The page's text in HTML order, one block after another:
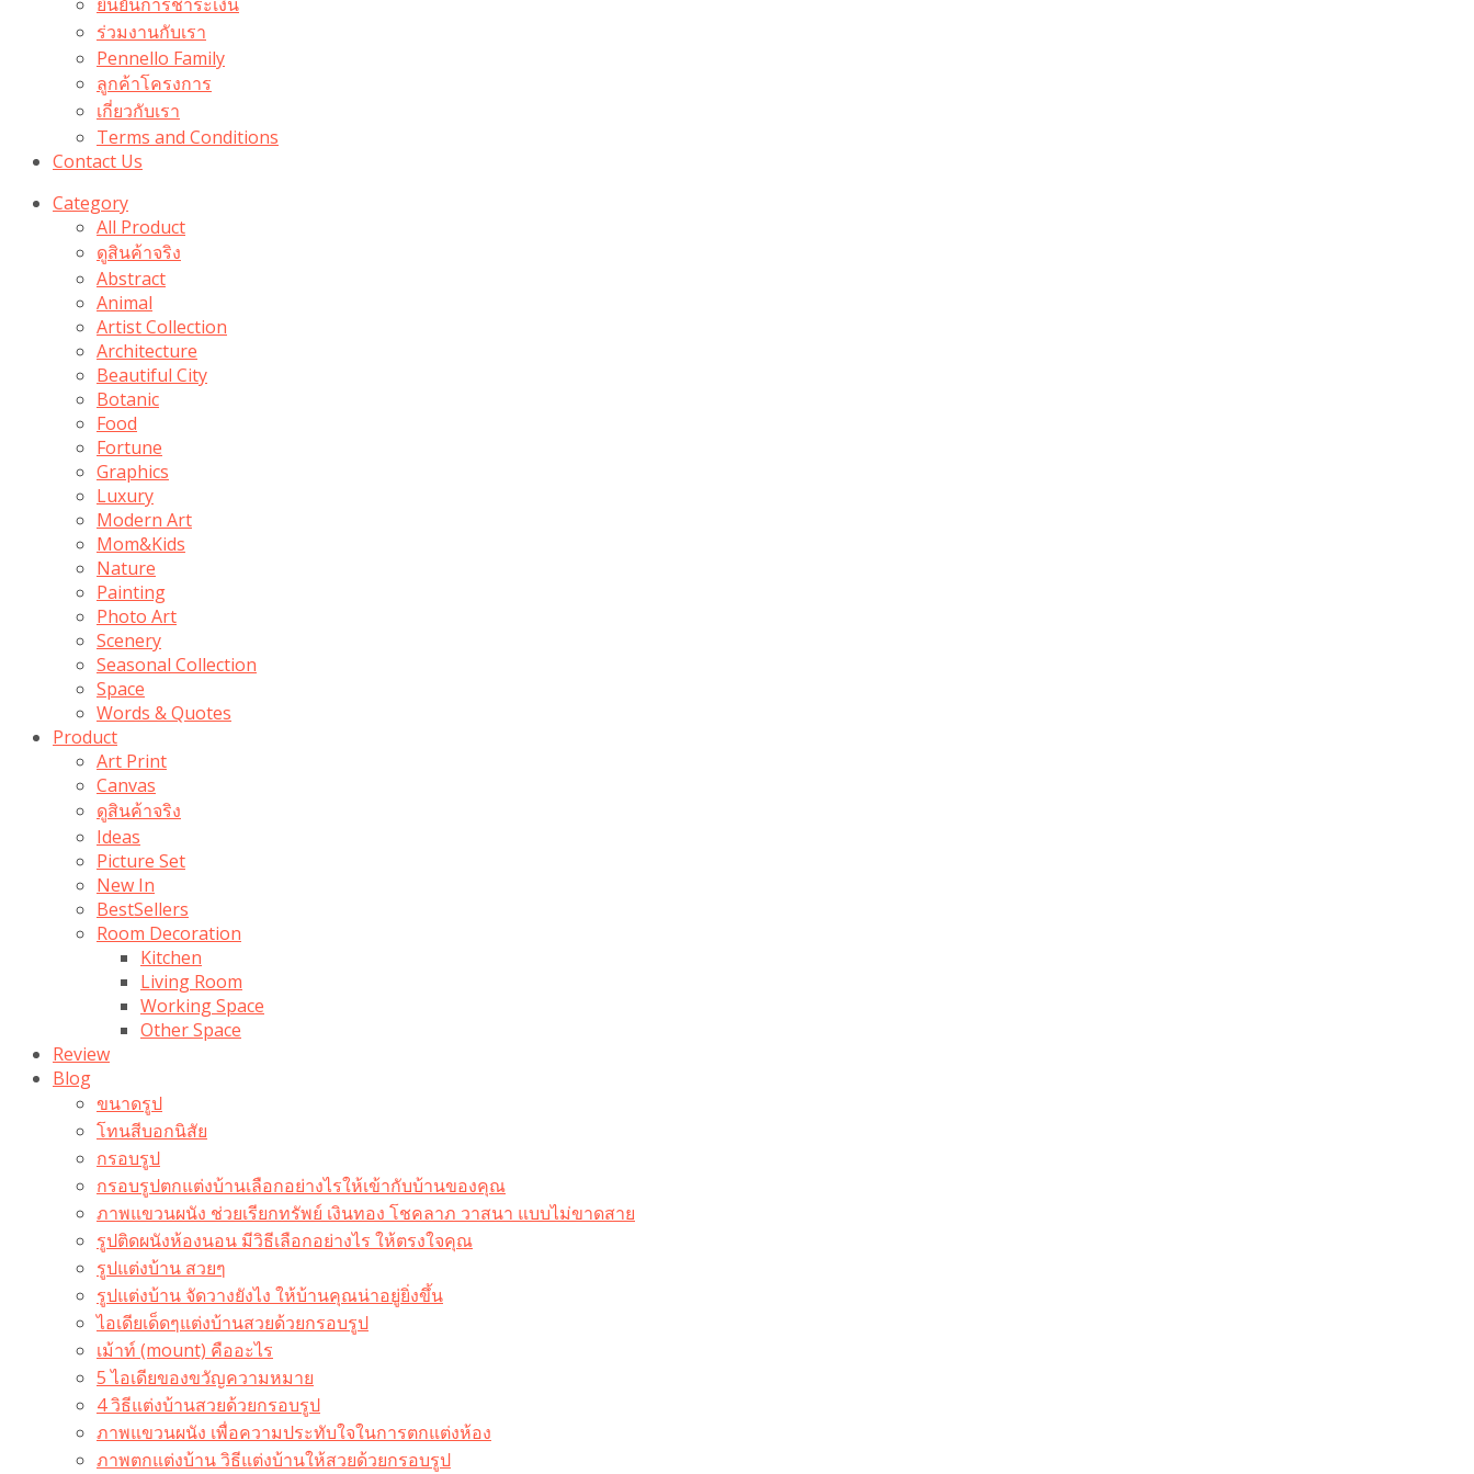
ร่วมงานกับเรา
Pennello Family
ลูกค้าโครงการ
เกี่ยวกับเรา
Terms and Conditions
Contact Us
Category
All Product
ดูสินค้าจริง
Abstract
Animal
Artist Collection
Architecture
Beautiful City
Botanic
Food
Fortune
Graphics
Luxury
Modern Art
Mom&Kids
Nature
Painting
Photo Art
Scenery
Seasonal Collection
Space
Words & Quotes
Product
Art Print
Canvas
ดูสินค้าจริง
Ideas
Picture Set
New In
BestSellers
Room Decoration
Kitchen
Living Room
Working Space
Other Space
Review
Blog
ขนาดรูป
โทนสีบอกนิสัย
กรอบรูป
กรอบรูปตกแต่งบ้านเลือกอย่างไรให้เข้ากับบ้านของคุณ
ภาพแขวนผนัง ช่วยเรียกทรัพย์ เงินทอง โชคลาภ วาสนา แบบไม่ขาดสาย
รูปติดผนังห้องนอน มีวิธีเลือกอย่างไร ให้ตรงใจคุณ
รูปแต่งบ้าน สวยๆ
รูปแต่งบ้าน จัดวางยังไง ให้บ้านคุณน่าอยู่ยิ่งขึ้น
ไอเดียเด็ดๆแต่งบ้านสวยด้วยกรอบรูป
เม้าท์ (mount) คืออะไร​
5 ไอเดียของขวัญความหมาย
4 วิธีแต่งบ้านสวยด้วยกรอบรูป
ภาพแขวนผนัง เพื่อความประทับใจในการตกแต่งห้อง
ภาพตกแต่งบ้าน วิธีแต่งบ้านให้สวยด้วยกรอบรูป